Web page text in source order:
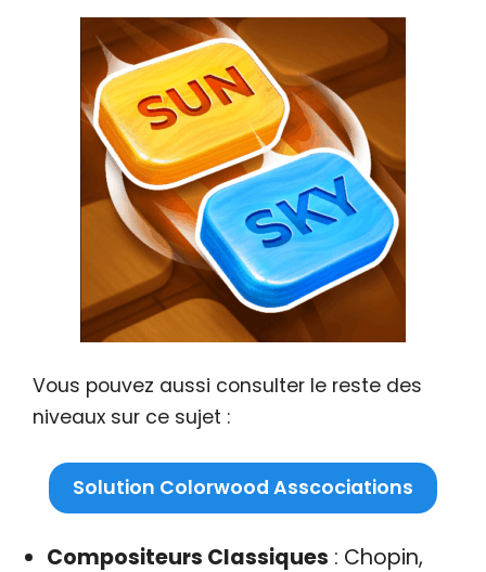
Vous pouvez aussi consulter le reste des
niveaux sur ce sujet :
Solution Colorwood Asscociations
Compositeurs Classiques : Chopin,